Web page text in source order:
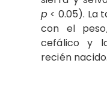
p < 0.05). La
con el
cefálico y
recién nacido.